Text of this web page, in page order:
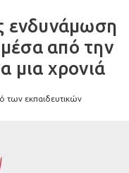
ενδυνάμωση
από την
μια χρονιά
των εκπαιδευτικών